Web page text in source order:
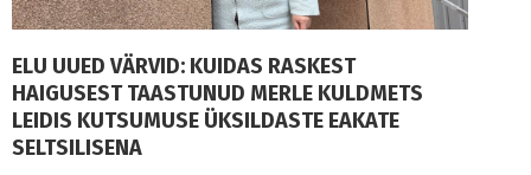
ELU UUED VÄRVID: KUIDAS RASKEST
HAIGUSEST TAASTUNUD MERLE KULDMETS
LEIDIS KUTSUMUSE ÜKSILDASTE EAKATE
SELTSILISENA